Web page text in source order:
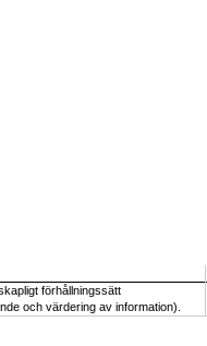
förhållningssätt
och värdering av information).